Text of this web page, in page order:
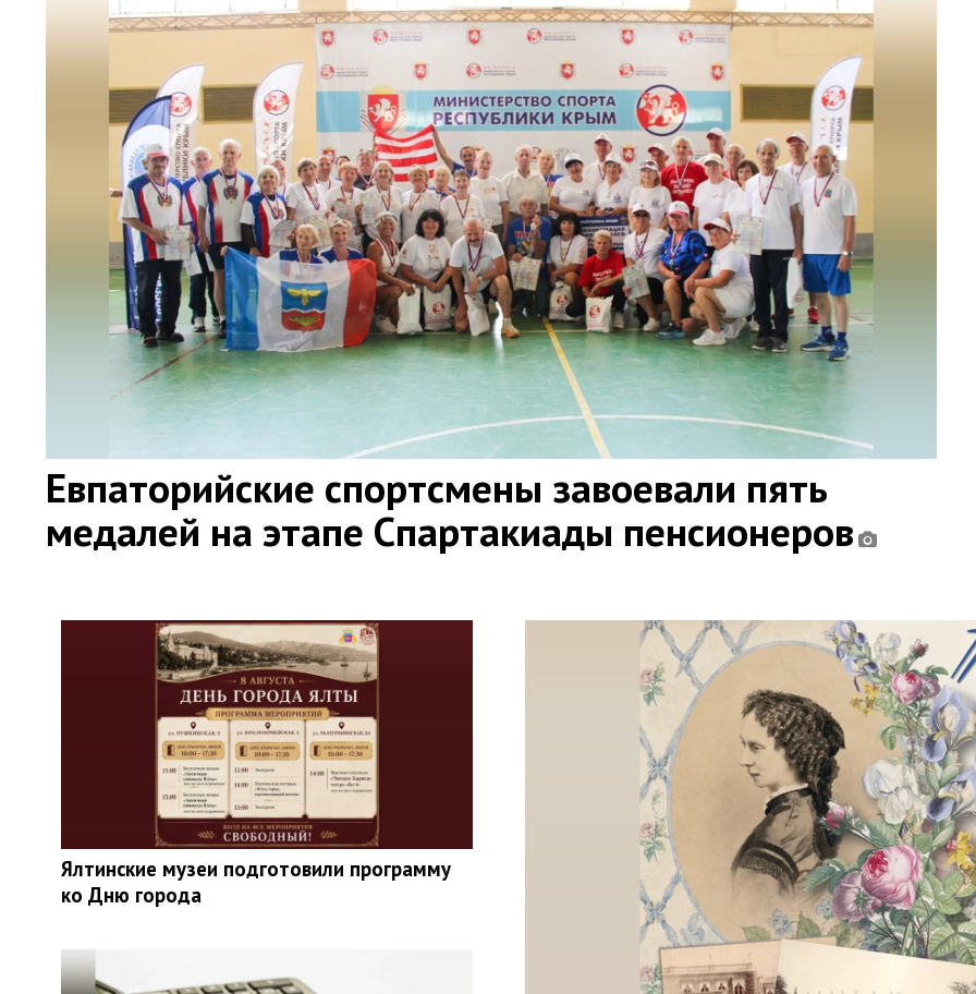
Евпаторийские спортсмены завоевали пять
медалей на этапе Спартакиады пенсионеров
Ялтинские музеи подготовили программу
ко Дню города